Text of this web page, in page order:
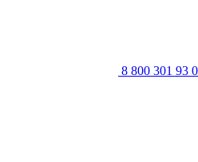
8 800 301 93